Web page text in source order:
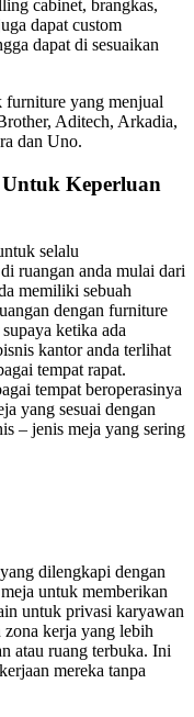
cabinet, brangkas,
dapat custom
dapat di sesuaikan
furniture yang menjual
Aditech, Arkadia,
dan Uno.
Keperluan
selalu
ruangan anda mulai dari
memiliki sebuah
dengan furniture
ketika ada
kantor anda terlihat
tempat rapat.
tempat beroperasinya
yang sesuai dengan
– jenis meja yang sering
dilengkapi dengan
untuk memberikan
untuk privasi karyawan
zona kerja yang lebih
atau ruang terbuka. Ini
mereka tanpa